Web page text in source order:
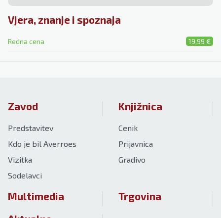
Vjera, znanje i spoznaja
Redna cena 19,99 €
Zavod
Predstavitev
Kdo je bil Averroes
Vizitka
Sodelavci
Knjižnica
Cenik
Prijavnica
Gradivo
Multimedia
Trgovina